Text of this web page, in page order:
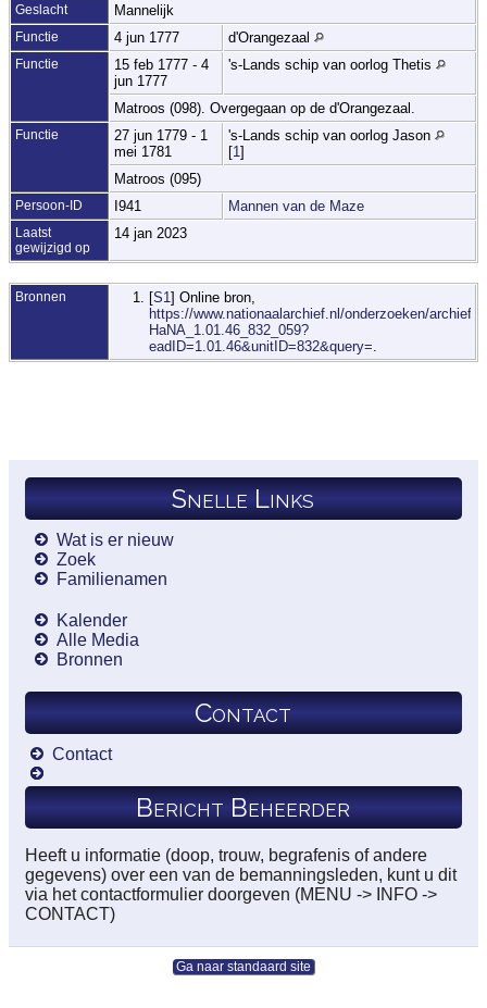
Geslacht Mannelijk
Functie 4 jun 1777 d'Orangezaal
Functie
15 feb 1777 - 4
jun 1777
's-Lands schip van oorlog Thetis
Matroos (098). Overgegaan op de d'Orangezaal.
Functie
27 jun 1779 - 1
mei 1781
's-Lands schip van oorlog Jason
[1 ]
Matroos (095)
Persoon-ID I941 Mannen van de Maze
Laatst
gewijzigd op
14 jan 2023
Bronnen [S1 ] Online bron,
https://www.nationaalarchief.nl/onderzoeken/archief/
HaNA_1.01.46_832_059?
eadID=1.01.46&unitID=832&query=
Snelle Links
Wat is er nieuw
Zoek
Familienamen
Kalender
Alle Media
Bronnen
Contact
Contact
Bericht Beheerder
Heeft u informatie (doop, trouw, begrafenis of andere
gegevens) over een van de bemanningsleden, kunt u dit
via het contactformulier doorgeven (MENU -> INFO ->
CONTACT)
Ga naar standaard site